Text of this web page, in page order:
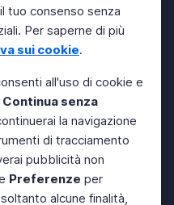
tuo consenso senza
Per saperne di più
sui cookie.
all'uso di cookie e
Continua senza
la navigazione
di tracciamento
pubblicità non
Preferenze per
alcune finalità,